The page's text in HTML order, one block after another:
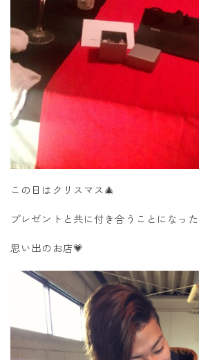
この日はクリスマス🎄
プレゼントと共に付き合うことになった
思い出のお店💗